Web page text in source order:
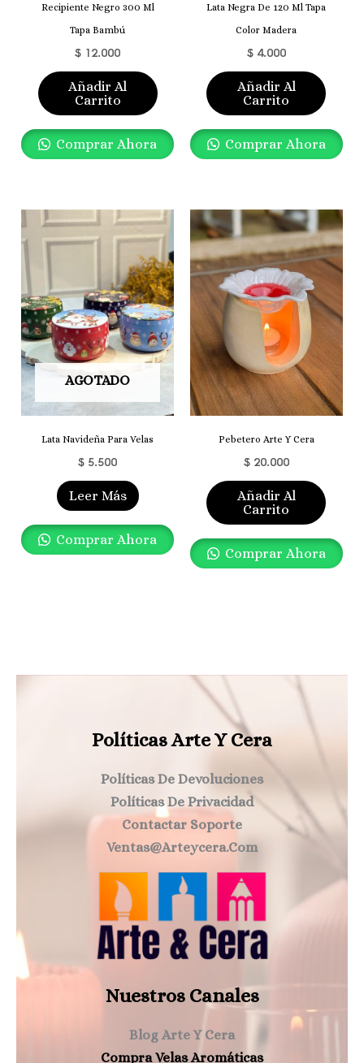
Recipiente Negro 300 Ml
Tapa Bambú
$ 12.000
Añadir Al
Carrito
Comprar Ahora
Lata Negra De 120 Ml Tapa
Color Madera
$4.000
Añadir Al
Carrito
Comprar Ahora
AGOTADO
Lata Navideña Para Velas
$ 5.500
Leer Más
Comprar Ahora
Pebetero Arte Y Cera
$20.000
Añadir Al
Carrito
Comprar Ahora
Políticas Arte Y Cera
Políticas De Devoluciones
Políticas De Privacidad
Contactar Soporte
Ventas@arteycera.com
Nuestros Canales
Blog Arte Y Cera
Compra Velas Aromáticas